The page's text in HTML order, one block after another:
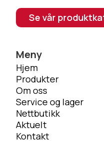
Se vår
Meny
Hjem
Produkter
Om oss
Service og lager
Nettbutikk
Aktuelt
Kontakt